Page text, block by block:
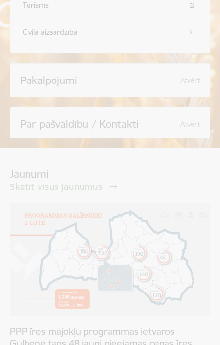
Tūrisms
Civilā aizsardzība
Pakalpojumi Atvērt
Par pašvaldību / Kontakti Atvērt
Jaunumi
Skatīt visus jaunumus
PPP īres mājokļu programmas ietvaros